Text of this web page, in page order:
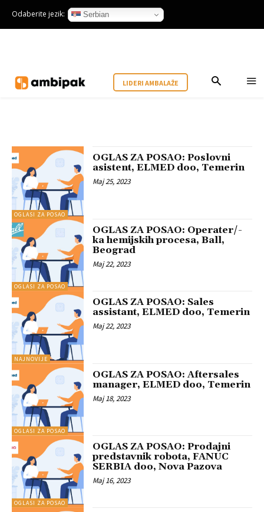
Odaberite jezik: Serbian
LIDERI AMBALAŽE
OGLASI ZA POSAO
OGLAS ZA POSAO: Poslovni
asistent, ELMED doo, Temerin
Maj 25, 2023
OGLASI ZA POSAO
OGLAS ZA POSAO: Operater/-
ka hemijskih procesa, Ball,
Beograd
Maj 22, 2023
NAJNOVIJE
OGLAS ZA POSAO: Sales
assistant, ELMED doo, Temerin
Maj 22, 2023
OGLASI ZA POSAO
OGLAS ZA POSAO: Aftersales
manager, ELMED doo, Temerin
Maj 18, 2023
OGLASI ZA POSAO
OGLAS ZA POSAO: Prodajni
predstavnik robota, FANUC
SERBIA doo, Nova Pazova
Maj 16, 2023